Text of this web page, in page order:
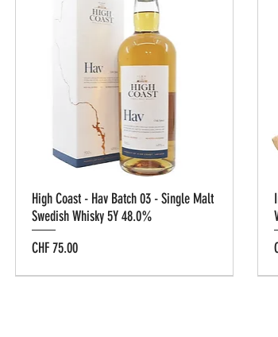
High Coast - Hav Batch 03 - Single Malt
Swedish Whisky 5Y 48.0%
Preis
CHF 75.00